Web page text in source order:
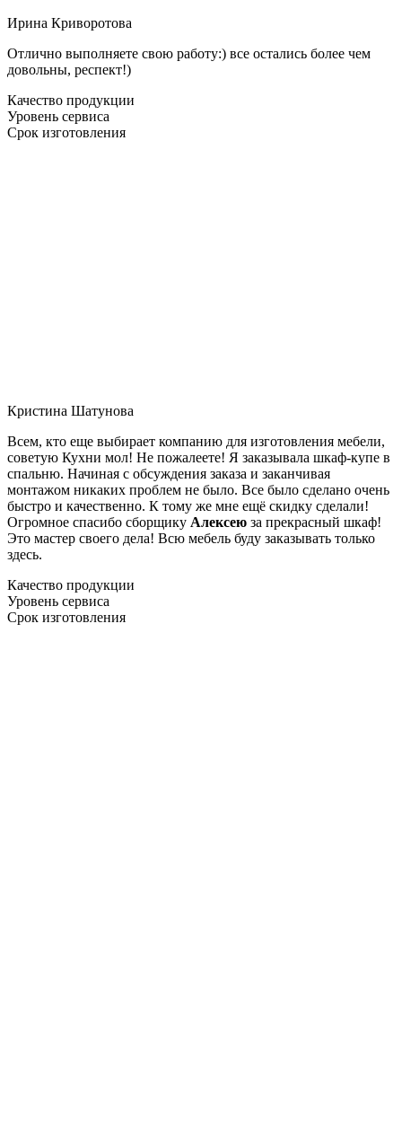
Ирина Криворотова
Отлично выполняете свою работу:) все остались более чем
довольны, респект!)
Качество продукции
Уровень сервиса
Срок изготовления
Кристина Шатунова
Всем, кто еще выбирает компанию для изготовления мебели,
советую Кухни мол! Не пожалеете! Я заказывала шкаф-купе в
спальню. Начиная с обсуждения заказа и заканчивая
монтажом никаких проблем не было. Все было сделано очень
быстро и качественно. К тому же мне ещё скидку сделали!
Огромное спасибо сборщику Алексею за прекрасный шкаф!
Это мастер своего дела! Всю мебель буду заказывать только
здесь.
Качество продукции
Уровень сервиса
Срок изготовления